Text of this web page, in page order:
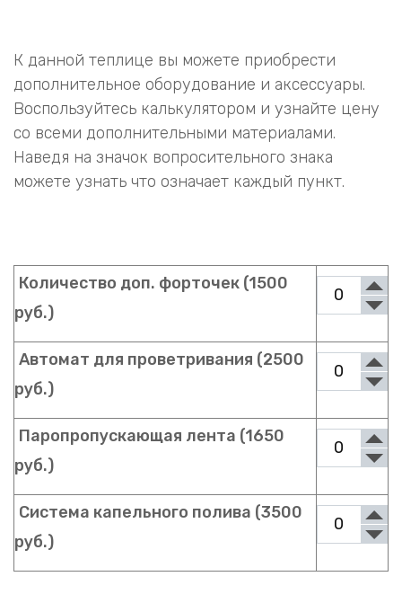
К данной теплице вы можете приобрести
дополнительное оборудование и аксессуары.
Воспользуйтесь калькулятором и узнайте цену
со всеми дополнительными материалами.
Наведя на значок вопросительного знака
можете узнать что означает каждый пункт.
Количество доп. форточек (1500
руб.)
Автомат для проветривания (2500
руб.)
Паропропускающая лента (1650
руб.)
Система капельного полива (3500
руб.)